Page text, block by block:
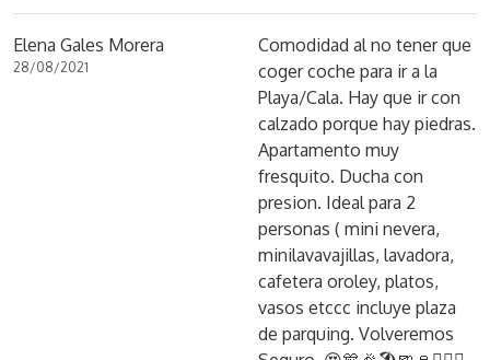
Elena Gales Morera
28/08/2021
Comodidad al no tener que
coger coche para ir a la
Playa/Cala. Hay que ir con
calzado porque hay piedras.
Apartamento muy
fresquito. Ducha con
presion. Ideal para 2
personas ( mini nevera,
minilavavajillas, lavadora,
cafetera oroley, platos,
vasos etccc incluye plaza
de parquing. Volveremos